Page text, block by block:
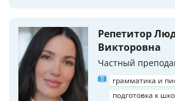
Репетитор
Викторовна
Частный
грамматика и
подготовка к